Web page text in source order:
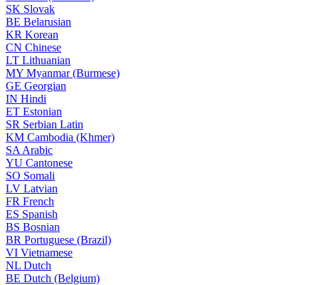
SK Slovak
BE Belarusian
KR Korean
CN Chinese
LT Lithuanian
MY Myanmar (Burmese)
GE Georgian
IN Hindi
ET Estonian
SR Serbian Latin
KM Cambodia (Khmer)
SA Arabic
YU Cantonese
SO Somali
LV Latvian
FR French
ES Spanish
BS Bosnian
BR Portuguese (Brazil)
VI Vietnamese
NL Dutch
BE Dutch (Belgium)